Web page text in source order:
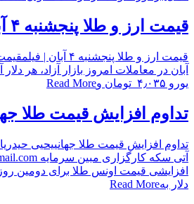
قیمت ارز و طلا پنجشنبه ۴ آبان | فیلم
یورو ۴٫۰۳۵ تومان و
Read More
تداوم افزایش قیمت طلا
تداوم افزایش قیمت طلا جهانییحیی
افزایشی قیمت اونس طلا برای دومین
دلار بهRead More